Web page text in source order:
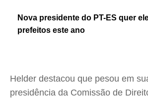
Nova presidente do PT-ES quer
prefeitos este ano
Helder destacou que pesou em
presidência da Comissão de